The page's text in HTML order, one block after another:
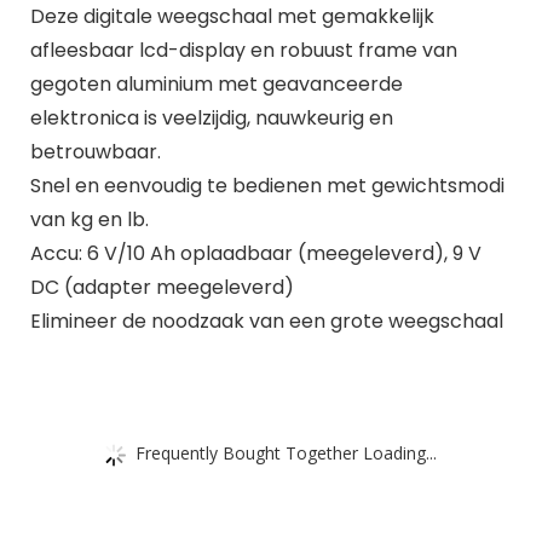
Deze digitale weegschaal met gemakkelijk
afleesbaar lcd-display en robuust frame van
gegoten aluminium met geavanceerde
elektronica is veelzijdig, nauwkeurig en
betrouwbaar.
Snel en eenvoudig te bedienen met gewichtsmodi
van kg en lb.
Accu: 6 V/10 Ah oplaadbaar (meegeleverd), 9 V
DC (adapter meegeleverd)
Elimineer de noodzaak van een grote weegschaal
Frequently Bought Together Loading...